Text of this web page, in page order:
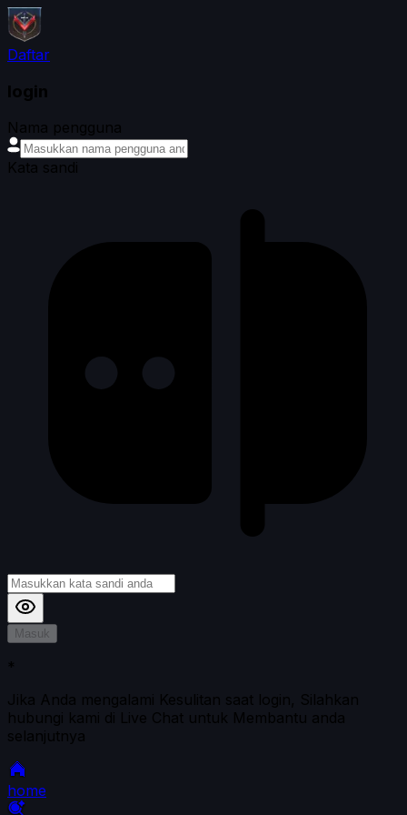
Daftar
login
Nama pengguna
Kata sandi
Masuk
*
Jika Anda mengalami Kesulitan saat login, Silahkan
hubungi kami di Live Chat untuk Membantu anda
selanjutnya
home